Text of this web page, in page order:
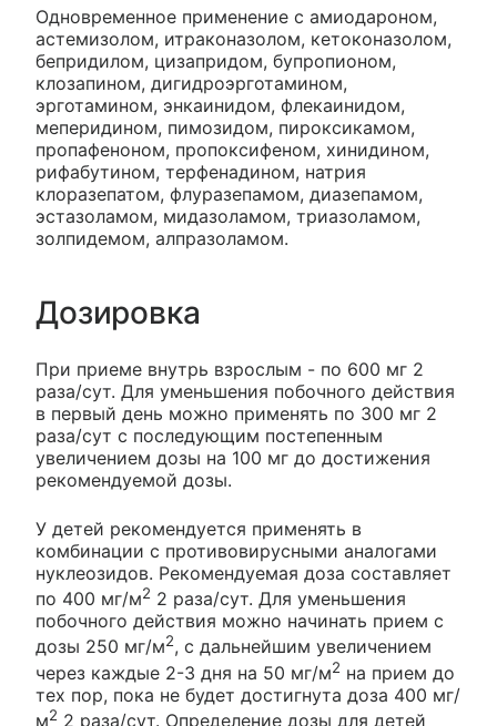
Одновременное применение с амиодароном,
астемизолом, итраконазолом, кетоконазолом,
бепридилом, цизапридом, бупропионом,
клозапином, дигидроэрготамином,
эрготамином, энкаинидом, флекаинидом,
меперидином, пимозидом, пироксикамом,
пропафеноном, пропоксифеном, хинидином,
рифабутином, терфенадином, натрия
клоразепатом, флуразепамом, диазепамом,
эстазоламом, мидазоламом, триазоламом,
золпидемом, алпразоламом.
Дозировка
При приеме внутрь взрослым - по 600 мг 2
раза/сут. Для уменьшения побочного действия
в первый день можно применять по 300 мг 2
раза/сут с последующим постепенным
увеличением дозы на 100 мг до достижения
рекомендуемой дозы.
У детей рекомендуется применять в
комбинации с противовирусными аналогами
нуклеозидов. Рекомендуемая доза составляет
по 400 мг/м2 2 раза/сут. Для уменьшения
побочного действия можно начинать прием с
дозы 250 мг/м2, с дальнейшим увеличением
через каждые 2-3 дня на 50 мг/м2 на прием до
тех пор, пока не будет достигнута доза 400 мг/
м2 2 раза/сут. Определение дозы для детей